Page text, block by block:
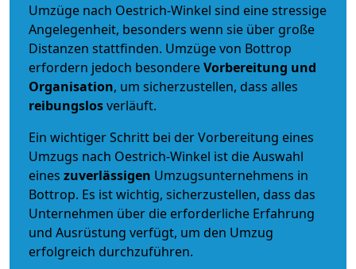
Umzüge nach Oestrich-Winkel sind eine stressige
Angelegenheit, besonders wenn sie über große
Distanzen stattfinden. Umzüge von Bottrop
erfordern jedoch besondereVorbereitung und
Organisation, um sicherzustellen, dass alles
reibungslosverläuft.
Ein wichtiger Schritt bei der Vorbereitung eines
Umzugs nach Oestrich-Winkel ist die Auswahl
eines zuverlässigen Umzugsunternehmens in
Bottrop. Es ist wichtig, sicherzustellen, dass das
Unternehmen über die erforderliche Erfahrung
und Ausrüstung verfügt, um den Umzug
erfolgreich durchzuführen.